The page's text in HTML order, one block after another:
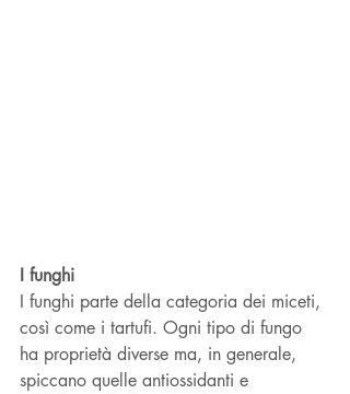
I funghi
I funghi parte della categoria dei miceti,
così come i tartufi. Ogni tipo di fungo
ha proprietà diverse ma, in generale,
spiccano quelle antiossidanti e